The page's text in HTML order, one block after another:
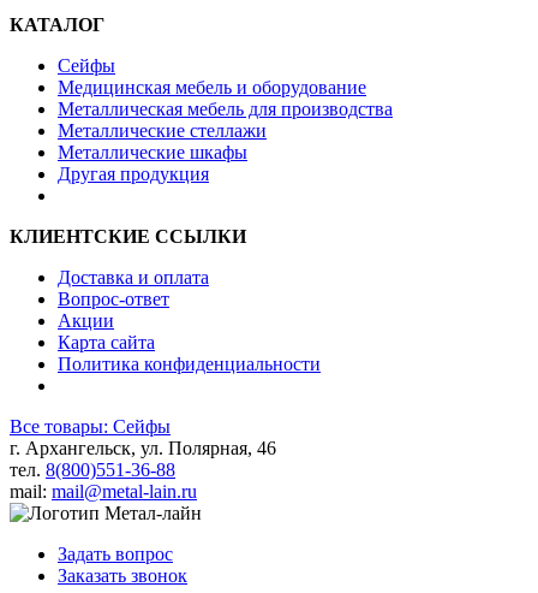
КАТАЛОГ
Сейфы
Медицинская мебель и оборудование
Металлическая мебель для производства
Металлические стеллажи
Металлические шкафы
Другая продукция
КЛИЕНТСКИЕ ССЫЛКИ
Доставка и оплата
Вопрос-ответ
Акции
Карта сайта
Политика конфиденциальности
Все товары: Сейфы
г. Архангельск, ул. Полярная, 46
тел. 8(800)551-36-88
mail: mail@metal-lain.ru
Задать вопрос
Заказать звонок